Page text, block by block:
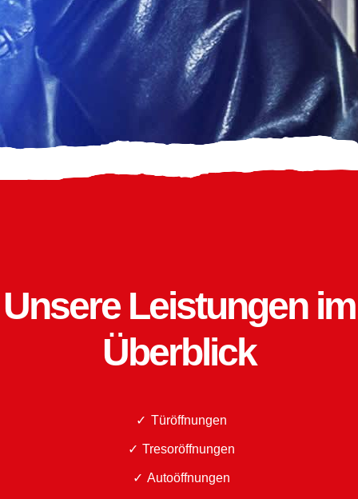
Unsere Leistungen im
Überblick
Türöffnungen
Tresoröffnungen
Autoöffnungen